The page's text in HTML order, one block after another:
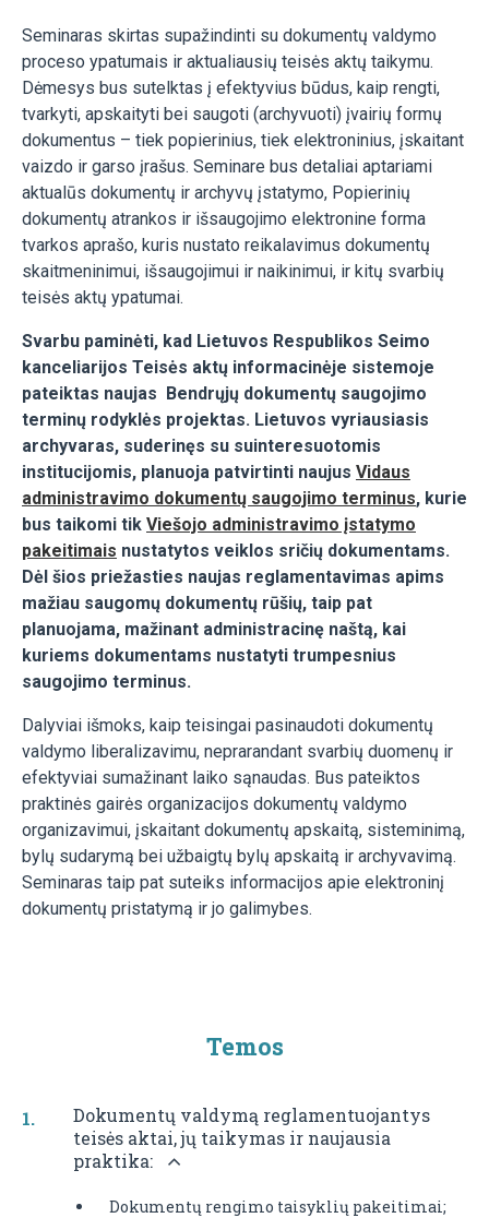
Seminaras skirtas supažindinti su dokumentų valdymo
proceso ypatumais ir aktualiausių teisės aktų taikymu.
Dėmesys bus sutelktas į efektyvius būdus, kaip rengti,
tvarkyti, apskaityti bei saugoti (archyvuoti) įvairių formų
dokumentus – tiek popierinius, tiek elektroninius, įskaitant
vaizdo ir garso įrašus. Seminare bus detaliai aptariami
aktualūs dokumentų ir archyvų įstatymo, Popierinių
dokumentų atrankos ir išsaugojimo elektronine forma
tvarkos aprašo, kuris nustato reikalavimus dokumentų
skaitmeninimui, išsaugojimui ir naikinimui, ir kitų svarbių
teisės aktų ypatumai.
Svarbu paminėti, kad Lietuvos Respublikos Seimo
kanceliarijos Teisės aktų informacinėje sistemoje
pateiktas naujas Bendrųjų dokumentų saugojimo
terminų rodyklės projektas. Lietuvos vyriausiasis
archyvaras, suderinęs su suinteresuotomis
institucijomis, planuoja patvirtinti naujus Vidaus
administravimo dokumentų saugojimo terminus, kurie
bus taikomi tik Viešojo administravimo įstatymo
pakeitimais nustatytos veiklos sričių dokumentams.
Dėl šios priežasties naujas reglamentavimas apims
mažiau saugomų dokumentų rūšių, taip pat
planuojama, mažinant administracinę naštą, kai
kuriems dokumentams nustatyti trumpesnius
saugojimo terminus.
Dalyviai išmoks, kaip teisingai pasinaudoti dokumentų
valdymo liberalizavimu, neprarandant svarbių duomenų ir
efektyviai sumažinant laiko sąnaudas. Bus pateiktos
praktinės gairės organizacijos dokumentų valdymo
organizavimui, įskaitant dokumentų apskaitą, sisteminimą,
bylų sudarymą bei užbaigtų bylų apskaitą ir archyvavimą.
Seminaras taip pat suteiks informacijos apie elektroninį
dokumentų pristatymą ir jo galimybes.
Temos
Dokumentų valdymą reglamentuojantys
teisės aktai, jų taikymas ir naujausia
praktika:
Dokumentų rengimo taisyklių pakeitimai;